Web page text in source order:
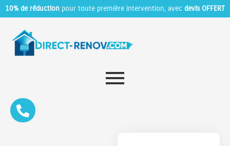
10% de réduction pour toute première intervention, avec devis OFFERT